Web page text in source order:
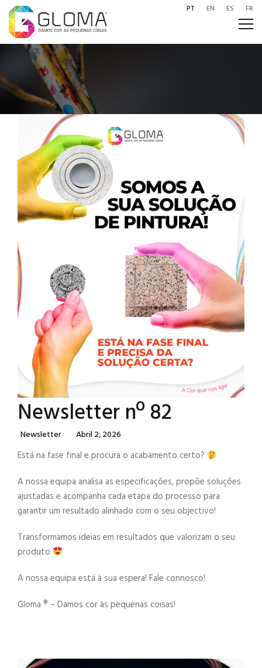
PT EN ES FR
Newsletter nº 82
Categories
Newsletter Posted
On
Abril 2, 2026
Está na fase final e procura o acabamento certo?
A nossa equipa analisa as especificações, propõe soluções
ajustadas e acompanha cada etapa do processo para
garantir um resultado alinhado com o seu objectivo!
Transformamos ideias em resultados que valorizam o seu
produto
A nossa equipa está à sua espera! Fale connosco!
Gloma ®️ – Damos cor às pequenas coisas!